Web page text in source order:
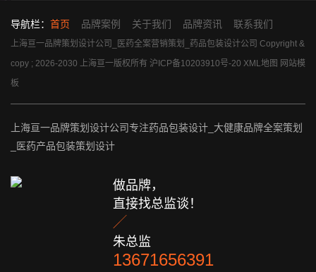
导航栏： 首页 品牌案例 关于我们 品牌资讯 联系我们
上海亘一品牌策划设计公司_医药全案营销策划_药品包装设计公司 Copyright &
copy ; 2026-2030 上海亘一版权所有 沪ICP备10203910号-20 XML地图 网站模
板
上海亘一品牌策划设计公司专注药品包装设计_大健康品牌全案策划
_医药产品包装策划设计
做品牌，
直接找总监谈！

朱总监
13671656391